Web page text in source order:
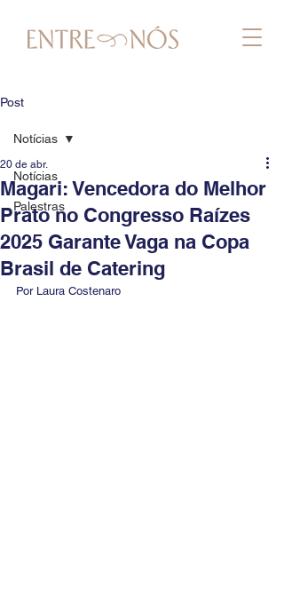
Post
Notícias
Palestras
Notícias
Magari: Vencedora do Melhor
Prato no Congresso Raízes
2025 Garante Vaga na Copa
Brasil de Catering
20 de abr.
Por Laura Costenaro